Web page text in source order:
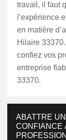
travail, il faut
l’expérience
en matière
Hilaire
confiez vos
entreprise
33370.
ABATTRE
CONFIANCE